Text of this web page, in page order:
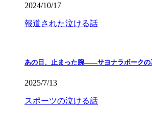
2024/10/17
報道された泣ける話
あの日、止まった腕――サヨナラボークの
2025/7/13
スポーツの泣ける話